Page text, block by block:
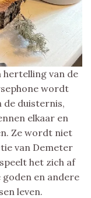
hertelling van de
wordt
de duisternis,
elkaar en
Ze wordt niet
van Demeter
het zich af
en andere
leven.